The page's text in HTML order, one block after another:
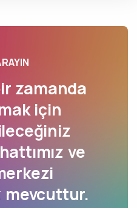
zamanda
için
ve
mevcuttur.